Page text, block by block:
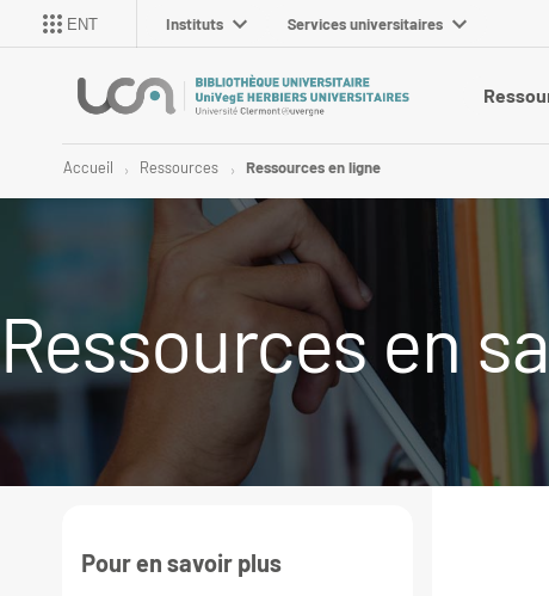
ENT Instituts Services universitaires
Accueil Ressources Ressources en ligne
Ressources en
Pour en savoir plus